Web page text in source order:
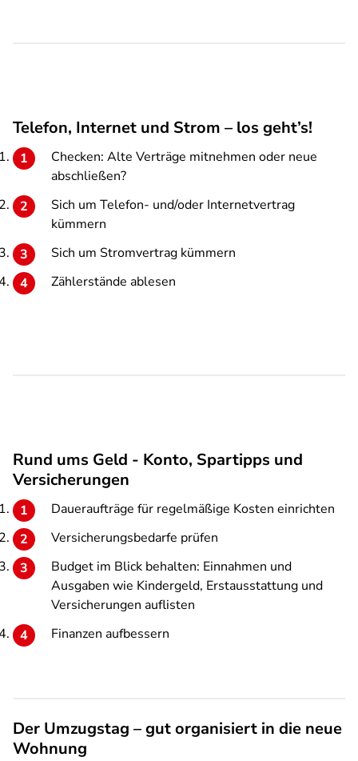
Telefon, Internet und Strom – los geht’s!
Checken: Alte Verträge mitnehmen oder neue
abschließen?
Sich um Telefon- und/oder Internetvertrag
kümmern
Sich um Stromvertrag kümmern
Zählerstände ablesen
Rund ums Geld - Konto, Spartipps und
Versicherungen
Daueraufträge für regelmäßige Kosten einrichten
Versicherungsbedarfe prüfen
Budget im Blick behalten: Einnahmen und
Ausgaben wie Kindergeld, Erstausstattung und
Versicherungen auflisten
Finanzen aufbessern
Der Umzugstag – gut organisiert in die neue
Wohnung